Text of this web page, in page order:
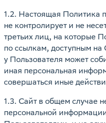
1.2. Настоящая Политика
не контролирует и не
третьих лиц, на которые
по ссылкам, доступным на
у Пользователя может
иная персональная
совершаться иные
1.3. Сайт в общем случае
персональной